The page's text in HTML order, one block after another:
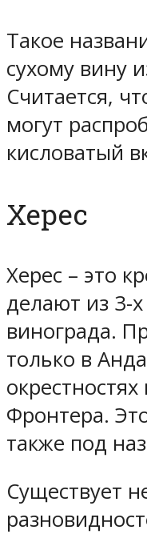
Такое
сухому вину
Считается,
могут
кисловатый
Херес
Херес – это
делают из 3-
винограда.
только в
Фронтера.
также под
Существует